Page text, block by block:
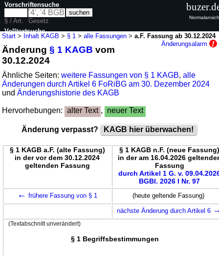
Start > Inhalt KAGB > § 1 >alle Fassungen >a.F. Fassung ab 30.12.2024
Änderungsalarm
Änderung§ 1 KAGB vom
30.12.2024
Ähnliche Seiten:weitere Fassungen von § 1 KAGB,alle
Änderungen durch Artikel 6 FoRiBG am 30. Dezember 2024
undÄnderungshistorie des KAGB
Hervorhebungen: alter Text , neuer Text
Änderung verpasst? KAGB hier überwachen!
§ 1 KAGB a.F. (alte Fassung)
in der vor dem 30.12.2024
geltenden Fassung
§ 1 KAGB n.F. (neue
in der am 16.04.2026
Fassung
durch Artikel 1 G. v.
BGBl. 2026 I Nr. 97
← frühere Fassung von § 1 (heute geltende Fassung)
nächste Änderung durch Artikel 6
(Textabschnitt unverändert)
§ 1 Begriffsbestimmungen
Vorschriftensuche
§ / Art.
Gesetz
Volltextsuche
nur in KAGB